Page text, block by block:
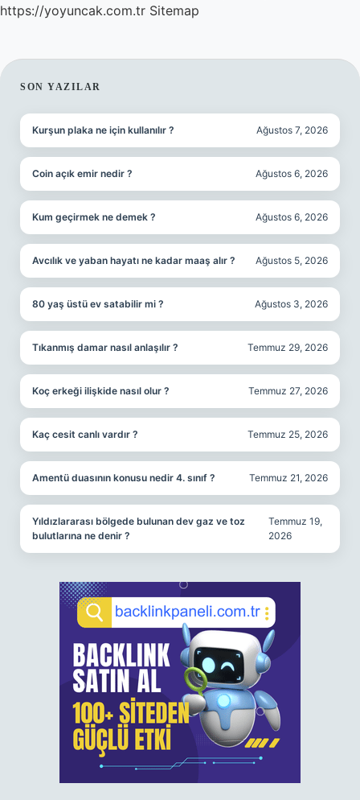
https://yoyuncak.com.tr Sitemap
SIDEBAR
SON YAZILAR
Kurşun plaka ne için kullanılır ? Ağustos 7, 2026
Coin açık emir nedir ? Ağustos 6, 2026
Kum geçirmek ne demek ? Ağustos 6, 2026
Avcılık ve yaban hayatı ne kadar maaş alır ? Ağustos 5, 2026
80 yaş üstü ev satabilir mi ? Ağustos 3, 2026
Tıkanmış damar nasıl anlaşılır ? Temmuz 29, 2026
Koç erkeği ilişkide nasıl olur ? Temmuz 27, 2026
Kaç cesit canlı vardır ? Temmuz 25, 2026
Amentü duasının konusu nedir 4. sınıf ? Temmuz 21, 2026
Yıldızlararası bölgede bulunan dev gaz ve toz
bulutlarına ne denir ?
Temmuz 19,
2026